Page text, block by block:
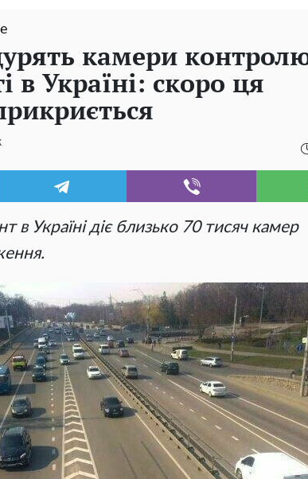
камери
в Україні: скоро ця
в Україні діє близько 70 тисяч камер